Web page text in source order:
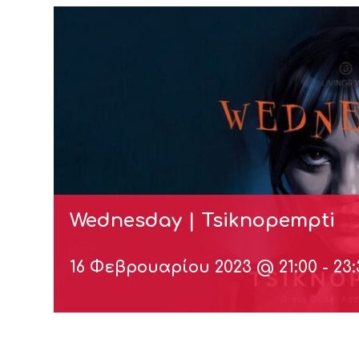
Wednesday | Tsiknopempti
16 Φεβρουαρίου 2023 @ 21:00 -